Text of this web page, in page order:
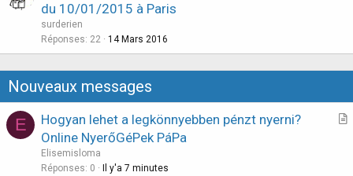
t
i
n
du 10/01/2015 à Paris
surderien
Réponses 22 14 Mars 2016
Nouveaux messages
E
A
Hogyan lehet a legkönnyebben pénzt nyerni?
Online NyerőGéPek PáPa
Elisemisloma
Réponses 0 Il y'a 7 minutes